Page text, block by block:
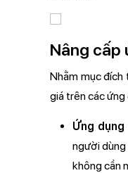
Nâng cấp
Nhằm mục đích
giá trên các ứng
Ứng dụng
người
không cần